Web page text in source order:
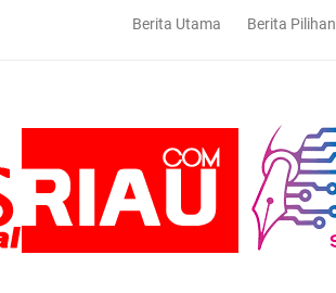
Berita Utama Berita Pilihan